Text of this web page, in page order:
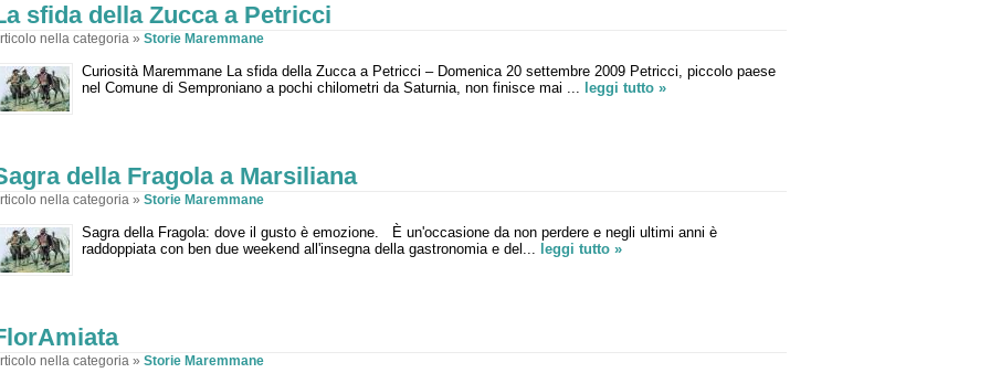
sfida della Zucca a Petricci
nella categoria » Storie Maremmane
Curiosità Maremmane La sfida della Zucca a Petricci – Domenica 20 settembre 2009 Petricci, piccolo paese
nel Comune di Semproniano a pochi chilometri da Saturnia, non finisce mai ... leggi tutto »
della Fragola a Marsiliana
nella categoria » Storie Maremmane
Sagra della Fragola: dove il gusto è emozione. È un'occasione da non perdere e negli ultimi anni è
raddoppiata con ben due weekend all'insegna della gastronomia e del... leggi tutto »
nella categoria » Storie Maremmane